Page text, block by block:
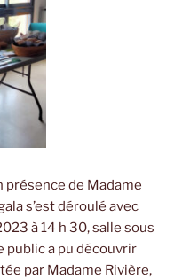
présence de Madame
s’est déroulé avec
à 14 h 30, salle sous
public a pu découvrir
par Madame Rivière,